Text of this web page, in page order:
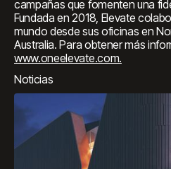
campañas que fomenten una
Fundada en 2018, Elevate
mundo desde sus oficinas en
Australia. Para obtener más
www.oneelevate.com.
Noticias